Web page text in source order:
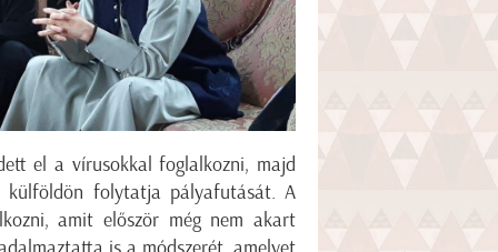
el a vírusokkal foglalkozni, majd
külföldön folytatja pályafutását. A
amit először még nem akart